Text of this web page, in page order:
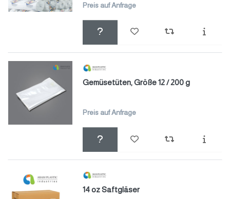
Preis auf Anfrage
Gemüsetüten, Größe 12 / 200 g
Preis auf Anfrage
14 oz Saftgläser